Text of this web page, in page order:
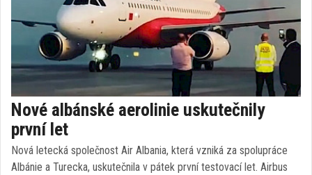
Nové albánské aerolinie uskutečnily
první let
Nová letecká společnost Air Albania, která vzniká za spolupráce
Albánie a Turecka, uskutečnila v pátek první testovací let. Airbus